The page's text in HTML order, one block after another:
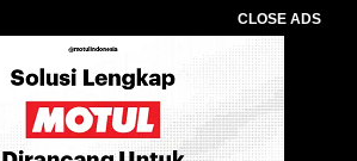
CLOSE ADS